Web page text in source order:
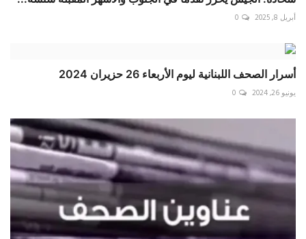
أبريل 8, 2025 0
أسرار الصحف اللبنانية ليوم الأربعاء 26 حزيران 2024
يونيو 26, 2024 0